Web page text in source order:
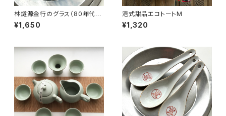
林燧源金行のグラス（80年代タ
イ制造）
¥1,650
港式甜品エコトートM
¥1,320